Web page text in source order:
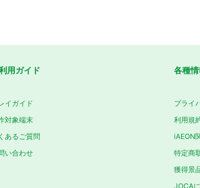
用ガイド
イガイド
対象端末
あるご質問
い合わせ
各種情
プライ
利用規
iAEON
特定商
獲得景
JOCA